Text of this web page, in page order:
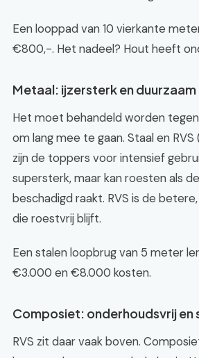
Een looppad van 10 vierkante
€800,-. Het nadeel? Hout heeft
Metaal: ijzersterk en duurzaam
Het moet behandeld worden
om lang mee te gaan. Staal en
zijn de toppers voor intensief
supersterk, maar kan roesten als
beschadigd raakt. RVS is de
die roestvrij blijft.
Een stalen loopbrug van 5 meter
€3.000 en €8.000 kosten.
Composiet: onderhoudsvrij en
RVS zit daar vaak boven.